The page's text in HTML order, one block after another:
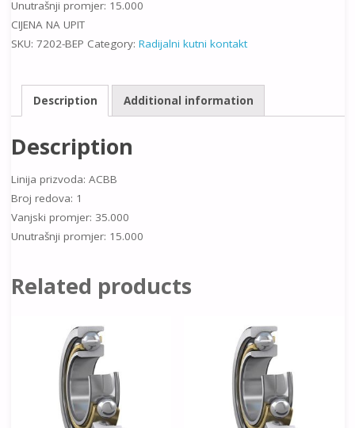
Unutrašnji promjer: 15.000
CIJENA NA UPIT
SKU: 7202-BEP Category: Radijalni kutni kontakt
Description Additional information
Description
Linija prizvoda: ACBB
Broj redova: 1
Vanjski promjer: 35.000
Unutrašnji promjer: 15.000
Related products